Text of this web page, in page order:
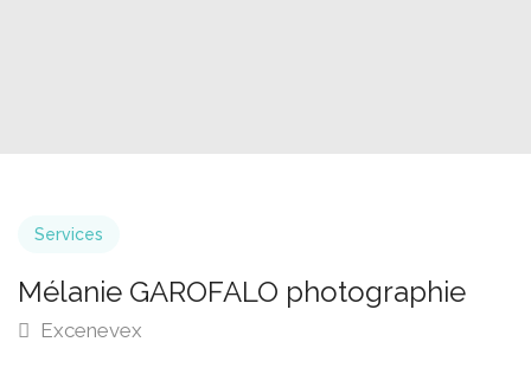
Services
Mélanie GAROFALO photographie
Excenevex